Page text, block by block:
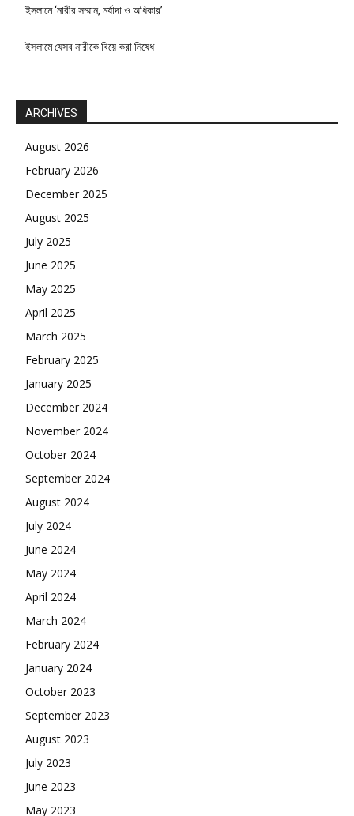
ইসলামে ‘নারীর সম্মান, মর্যাদা ও অধিকার’
ইসলামে যেসব নারীকে বিয়ে করা নিষেধ
ARCHIVES
August 2026
February 2026
December 2025
August 2025
July 2025
June 2025
May 2025
April 2025
March 2025
February 2025
January 2025
December 2024
November 2024
October 2024
September 2024
August 2024
July 2024
June 2024
May 2024
April 2024
March 2024
February 2024
January 2024
October 2023
September 2023
August 2023
July 2023
June 2023
May 2023